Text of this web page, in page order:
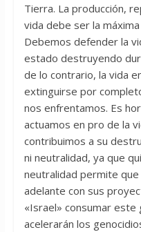
Tierra. La producción,
vida debe ser la
Debemos defender la
estado destruyendo
de lo contrario, la vida
extinguirse por
nos enfrentamos. Es
actuamos en pro de la
contribuimos a su
ni neutralidad, ya que
neutralidad permite
adelante con sus
«Israel» consumar este
acelerarán los